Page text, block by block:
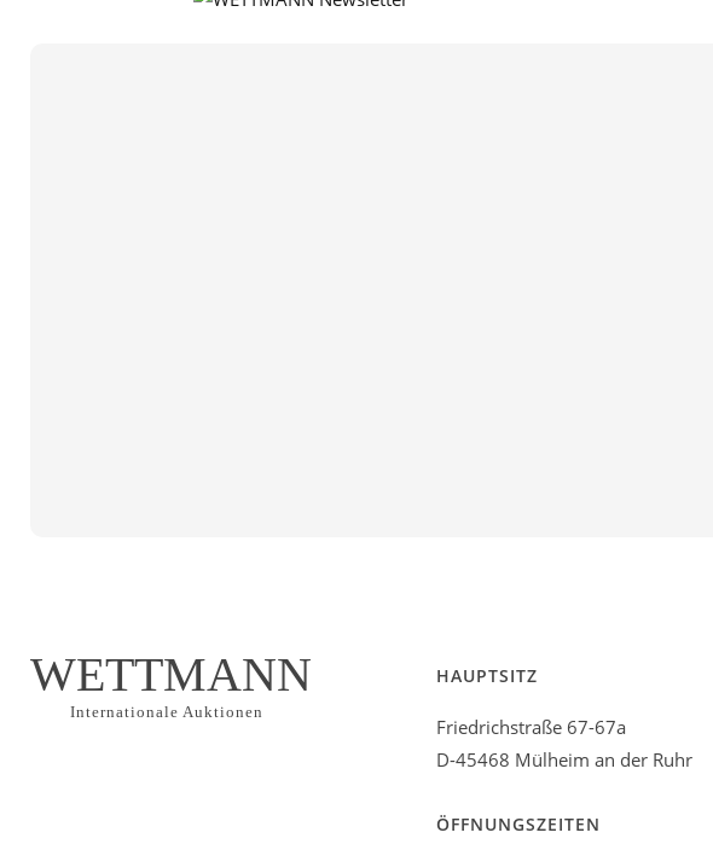
WETTMANN
Internationale Auktionen
HAUPTSITZ
Friedrichstraße 67-67a
D-45468 Mülheim an der Ruhr
ÖFFNUNGSZEITEN